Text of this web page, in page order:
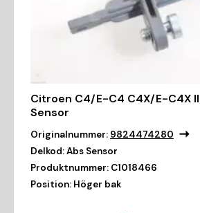
Citroen C4/E-C4 C4X/E-C4X
Sensor
Originalnummer: 9824474280
Delkod:Abs Sensor
Produktnummer: C1018466
Position: Höger bak